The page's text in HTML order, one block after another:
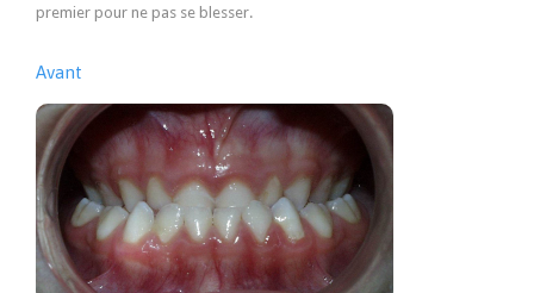
premier pour ne pas se blesser.
Avant